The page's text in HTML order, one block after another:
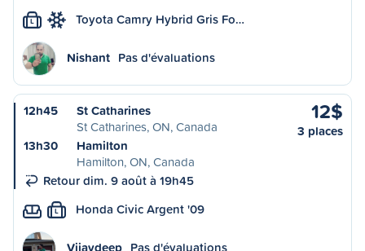
L Toyota Camry Hybrid Gris Fo…
Nishant Pas d'évaluations
12h45
St Catharines
St Catharines, ON, Canada
13h30
Hamilton
Hamilton, ON, Canada
Retour dim. 9 août à 19h45
12$
3 places
L Honda Civic Argent '09
Vijaydeep Pas d'évaluations